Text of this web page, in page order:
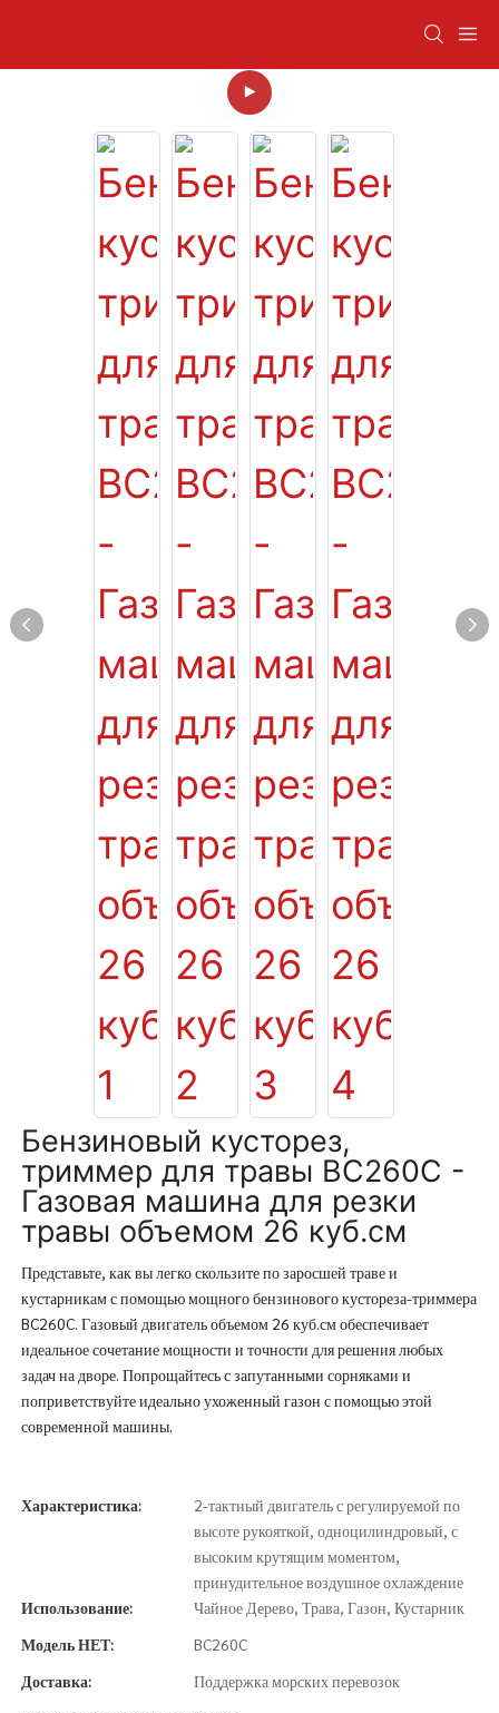
Бензиновый кусторез,
триммер для травы BC260C -
Газовая машина для резки
травы объемом 26 куб.см
Представьте, как вы легко скользите по заросшей траве и
кустарникам с помощью мощного бензинового кустореза-триммера
BC260C. Газовый двигатель объемом 26 куб.см обеспечивает
идеальное сочетание мощности и точности для решения любых
задач на дворе. Попрощайтесь с запутанными сорняками и
поприветствуйте идеально ухоженный газон с помощью этой
современной машины.
Характеристика:
2-тактный двигатель с регулируемой по
высоте рукояткой, одноцилиндровый, с
высоким крутящим моментом,
принудительное воздушное охлаждение
Использование:
Чайное Дерево, Трава, Газон, Кустарник
Модель НЕТ:
BC260C
Доставка:
Поддержка морских перевозок